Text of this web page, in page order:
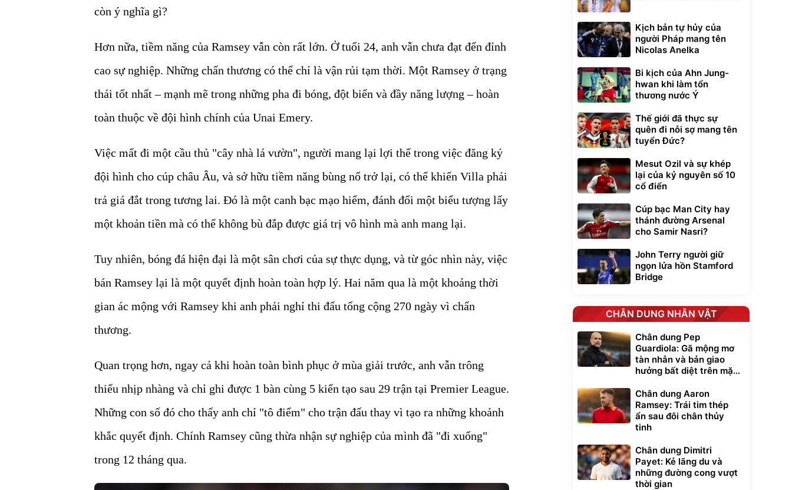
còn ý nghĩa gì?
Hơn nữa, tiềm năng của Ramsey vẫn còn rất lớn. Ở tuổi 24, anh vẫn chưa đạt đến đỉnh
cao sự nghiệp. Những chấn thương có thể chỉ là vận rủi tạm thời. Một Ramsey ở trạng
thái tốt nhất – mạnh mẽ trong những pha đi bóng, đột biến và đầy năng lượng – hoàn
toàn thuộc về đội hình chính của Unai Emery.
Việc mất đi một cầu thủ "cây nhà lá vườn", người mang lại lợi thế trong việc đăng ký
đội hình cho cúp châu Âu, và sở hữu tiềm năng bùng nổ trở lại, có thể khiến Villa phải
trả giá đắt trong tương lai. Đó là một canh bạc mạo hiểm, đánh đổi một biểu tượng lấy
một khoản tiền mà có thể không bù đắp được giá trị vô hình mà anh mang lại.
Tuy nhiên, bóng đá hiện đại là một sân chơi của sự thực dụng, và từ góc nhìn này, việc
bán Ramsey lại là một quyết định hoàn toàn hợp lý. Hai năm qua là một khoảng thời
gian ác mộng với Ramsey khi anh phải nghỉ thi đấu tổng cộng 270 ngày vì chấn
thương.
Quan trọng hơn, ngay cả khi hoàn toàn bình phục ở mùa giải trước, anh vẫn trông
thiếu nhịp nhàng và chỉ ghi được 1 bàn cùng 5 kiến tạo sau 29 trận tại Premier League.
Những con số đó cho thấy anh chỉ "tô điểm" cho trận đấu thay vì tạo ra những khoảnh
khắc quyết định. Chính Ramsey cũng thừa nhận sự nghiệp của mình đã "đi xuống"
trong 12 tháng qua.
Kịch bản tự hủy của
người Pháp mang tên
Nicolas Anelka
Bi kịch của Ahn Jung-
hwan khi làm tổn
thương nước Ý
Thế giới đã thực sự
quên đi nỗi sợ mang tên
tuyển Đức?
Mesut Ozil và sự khép
lại của kỷ nguyên số 10
cổ điển
Cúp bạc Man City hay
thánh đường Arsenal
cho Samir Nasri?
John Terry người giữ
ngọn lửa hồn Stamford
Bridge
CHÂN DUNG NHÂN VẬT
Chân dung Pep
Guardiola: Gã mộng mơ
tàn nhẫn và bản giao
hưởng bất diệt trên mặt
Chân dung Aaron
Ramsey: Trái tim thép
ẩn sau đôi chân thủy
tinh
Chân dung Dimitri
Payet: Kẻ lãng du và
những đường cong vượt
thời gian